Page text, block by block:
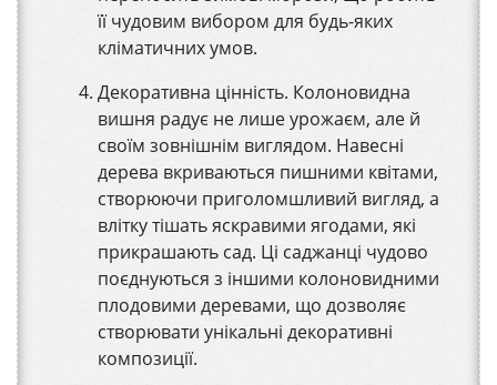
її чудовим вибором для будь-яких
кліматичних умов.
Декоративна цінність. Колоновидна
вишня радує не лише урожаєм, але й
своїм зовнішнім виглядом. Навесні
дерева вкриваються пишними квітами,
створюючи приголомшливий вигляд, а
влітку тішать яскравими ягодами, які
прикрашають сад. Ці саджанці чудово
поєднуються з іншими колоновидними
плодовими деревами, що дозволяє
створювати унікальні декоративні
композиції.